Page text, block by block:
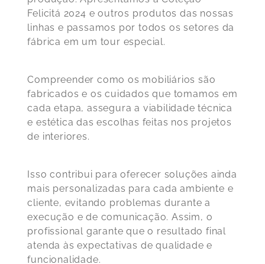
Felicitá 2024 e outros produtos das nossas
linhas e passamos por todos os setores da
fábrica em um tour especial.
Compreender como os mobiliários são
fabricados e os cuidados que tomamos em
cada etapa, assegura a viabilidade técnica
e estética das escolhas feitas nos projetos
de interiores.
Isso contribui para oferecer soluções ainda
mais personalizadas para cada ambiente e
cliente, evitando problemas durante a
execução e de comunicação. Assim, o
profissional garante que o resultado final
atenda às expectativas de qualidade e
funcionalidade.